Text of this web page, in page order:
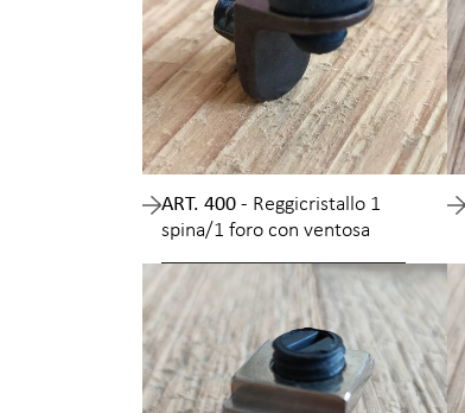
ART. 400 - Reggicristallo 1
spina/1 foro con ventosa